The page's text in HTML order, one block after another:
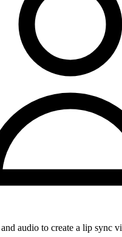
audio to create a lip sync